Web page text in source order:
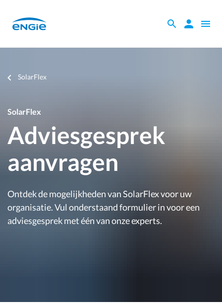
mainZoeken
de
Zoeken
Open
Je
SolarFlex
SolarFlex
Adviesgesprek
aanvragen
Ontdek de mogelijkheden van SolarFlex voor uw
organisatie. Vul onderstaand formulier in voor een
adviesgesprek met één van onze experts.